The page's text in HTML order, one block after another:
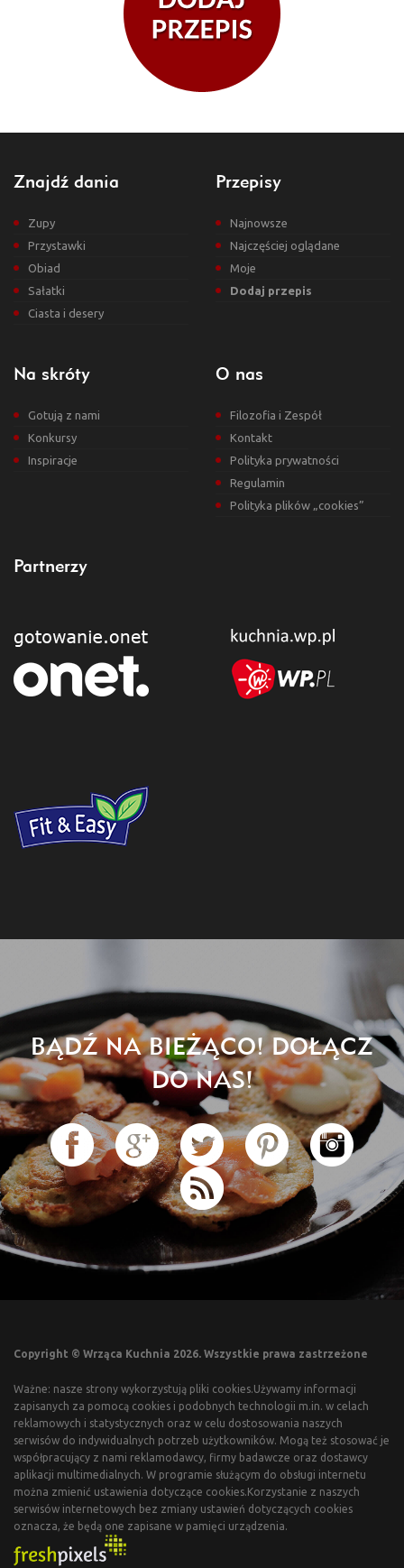
Znajdź dania
Zupy
Przystawki
Obiad
Sałatki
Ciasta i desery
Przepisy
Najnowsze
Najczęściej oglądane
Moje
Dodaj przepis
Na skróty
Gotują z nami
Konkursy
Inspiracje
O nas
Filozofia i Zespół
Kontakt
Polityka prywatności
Regulamin
Polityka plików „cookies”
Partnerzy
BĄDŹ NA BIEŻĄCO! DOŁĄCZ
DO NAS!
Copyright © Wrząca Kuchnia 2026. Wszystkie prawa zastrzeżone
Ważne: nasze strony wykorzystują pliki cookies.Używamy informacji
zapisanych za pomocą cookies i podobnych technologii m.in. w celach
reklamowych i statystycznych oraz w celu dostosowania naszych
serwisów do indywidualnych potrzeb użytkowników. Mogą też stosować je
współpracujący z nami reklamodawcy, firmy badawcze oraz dostawcy
aplikacji multimedialnych. W programie służącym do obsługi internetu
można zmienić ustawienia dotyczące cookies.Korzystanie z naszych
serwisów internetowych bez zmiany ustawień dotyczących cookies
oznacza, że będą one zapisane w pamięci urządzenia.